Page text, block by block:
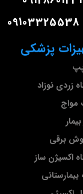
پزشکی
زردی نوزاد
مواج
برقی
اکسیژن ساز
09103325538